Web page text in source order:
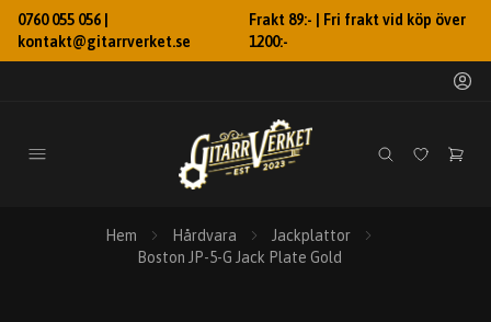
0760 055 056 |
kontakt@gitarrverket.se
Frakt 89:- | Fri frakt vid köp över
1200:-
Hem Hårdvara
Jackplattor
Boston JP-5-G Jack Plate Gold